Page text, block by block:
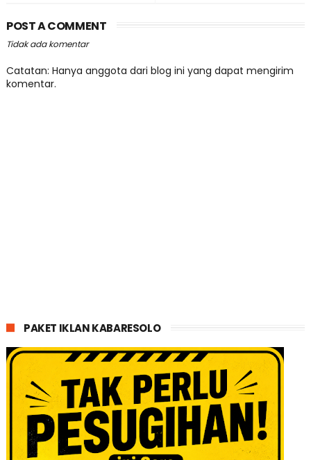
POST A COMMENT
Tidak ada komentar
Catatan: Hanya anggota dari blog ini yang dapat mengirim
komentar.
PAKET IKLAN KABARESOLO